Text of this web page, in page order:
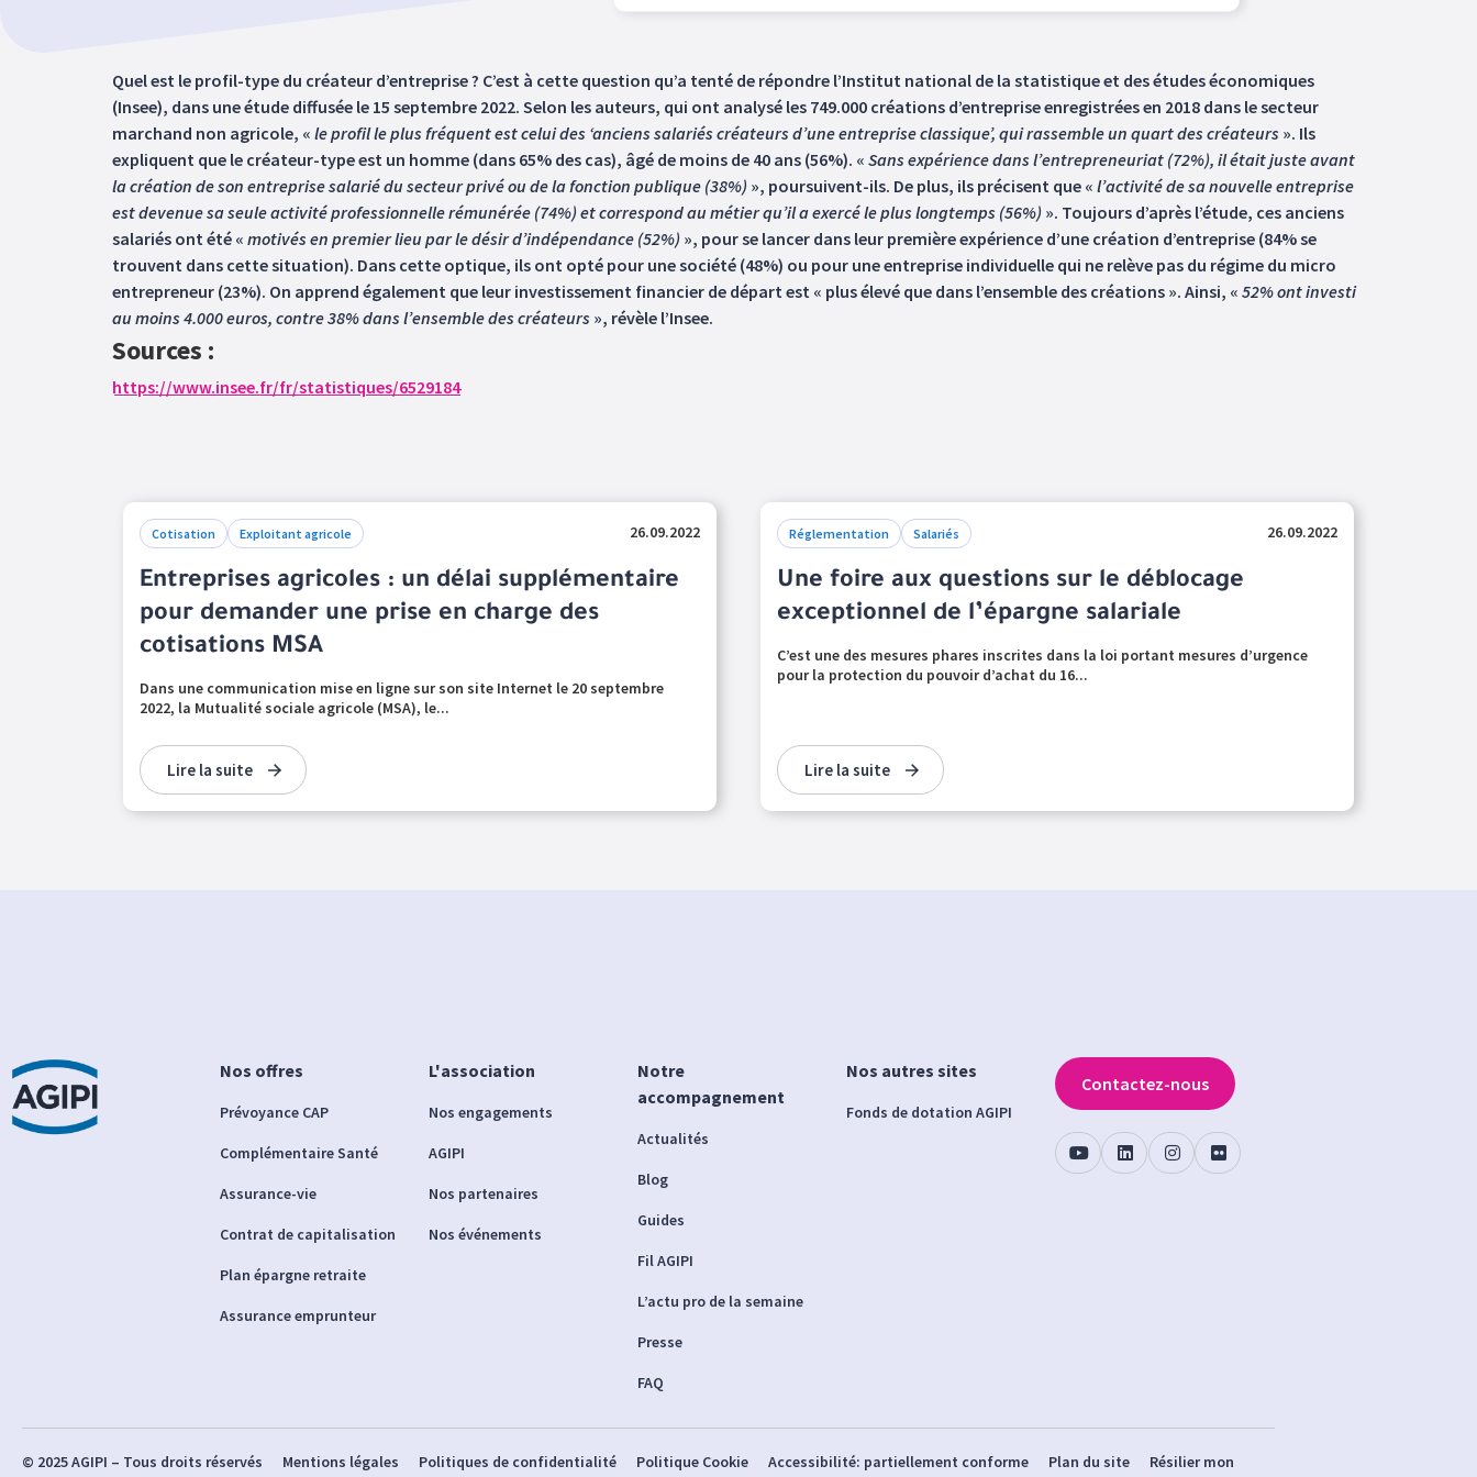
Quel est le profil-type du créateur d’entreprise ? C’est à cette question qu’a tenté de répondre l’Institut national de la statistique et des études économiques
(Insee), dans une étude diffusée le 15 septembre 2022. Selon les auteurs, qui ont analysé les 749.000 créations d’entreprise enregistrées en 2018 dans le secteur
marchand non agricole, « le profil le plus fréquent est celui des ‘anciens salariés créateurs d’une entreprise classique’, qui rassemble un quart des créateurs ». Ils
expliquent que le créateur-type est un homme (dans 65% des cas), âgé de moins de 40 ans (56%). « Sans expérience dans l’entrepreneuriat (72%), il était juste avant
la création de son entreprise salarié du secteur privé ou de la fonction publique (38%) », poursuivent-ils. De plus, ils précisent que « l’activité de sa nouvelle entreprise
est devenue sa seule activité professionnelle rémunérée (74%) et correspond au métier qu’il a exercé le plus longtemps (56%) ». Toujours d’après l’étude, ces anciens
salariés ont été « motivés en premier lieu par le désir d’indépendance (52%) », pour se lancer dans leur première expérience d’une création d’entreprise (84% se
trouvent dans cette situation). Dans cette optique, ils ont opté pour une société (48%) ou pour une entreprise individuelle qui ne relève pas du régime du micro
entrepreneur (23%). On apprend également que leur investissement financier de départ est « plus élevé que dans l’ensemble des créations ». Ainsi, « 52% ont investi
au moins 4.000 euros, contre 38% dans l’ensemble des créateurs », révèle l’Insee.
Sources :
https://www.insee.fr/fr/statistiques/6529184
Cotisation Exploitant agricole 26.09.2022
Entreprises agricoles : un délai supplémentaire
pour demander une prise en charge des
cotisations MSA
Dans une communication mise en ligne sur son site Internet le 20 septembre
2022, la Mutualité sociale agricole (MSA), le...
Lire la suite
Réglementation Salariés 26.09.2022
Une foire aux questions sur le déblocage
exceptionnel de l’épargne salariale
C’est une des mesures phares inscrites dans la loi portant mesures d’urgence
pour la protection du pouvoir d’achat du 16...
Lire la suite
Nos offres
Prévoyance CAP
Complémentaire Santé
Assurance-vie
Contrat de capitalisation
Plan épargne retraite
Assurance emprunteur
L'association
Nos engagements
AGIPI
Nos partenaires
Nos événements
Notre
accompagnement
Actualités
Blog
Guides
Fil AGIPI
L’actu pro de la semaine
Presse
FAQ
Nos autres sites
Fonds de dotation AGIPI
Contactez-nous
© 2025 AGIPI – Tous droits réservés Mentions légales Politiques de confidentialité Politique Cookie Accessibilité: partiellement conforme Plan du site Résilier mon